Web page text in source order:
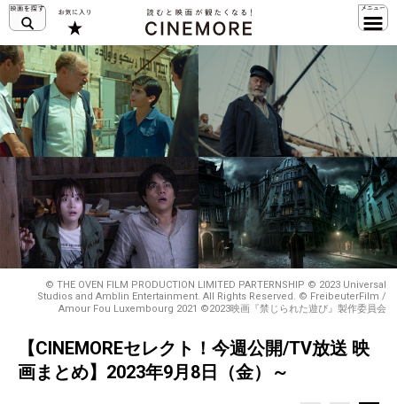
© THE OVEN FILM PRODUCTION LIMITED PARTERNSHIP © 2023 Universal
Studios and Amblin Entertainment. All Rights Reserved. © FreibeuterFilm /
Amour Fou Luxembourg 2021 ©2023映画『禁じられた遊び』製作委員会
【CINEMOREセレクト！今週公開/TV放送 映
画まとめ】2023年9月8日（金）～